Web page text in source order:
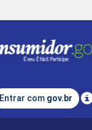
Entrar com gov.br